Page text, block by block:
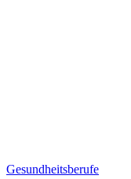
Gesundheitsberufe